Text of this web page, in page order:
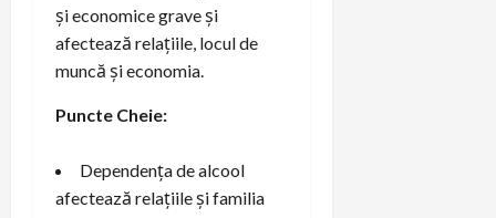
și economice grave și
afectează relațiile, locul de
muncă și economia.
Puncte Cheie:
Dependența de alcool
afectează relațiile și familia